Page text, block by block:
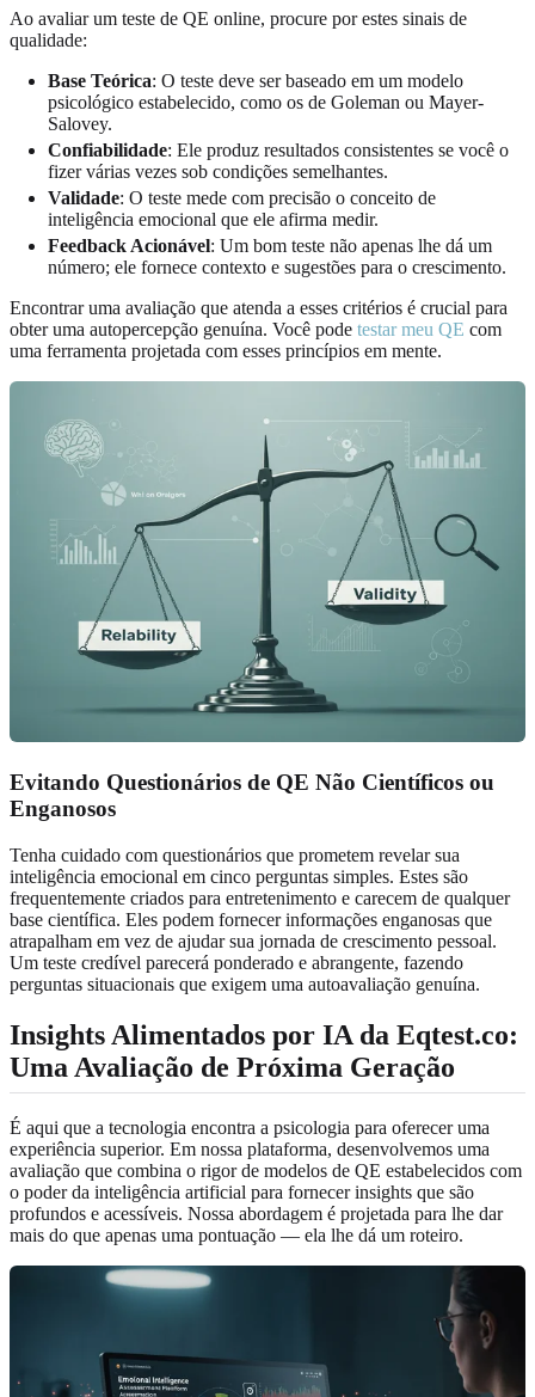
Ao avaliar um teste de QE online, procure por estes sinais de
qualidade:
Base Teórica: O teste deve ser baseado em um modelo
psicológico estabelecido, como os de Goleman ou Mayer-
Salovey.
Confiabilidade: Ele produz resultados consistentes se você o
fizer várias vezes sob condições semelhantes.
Validade: O teste mede com precisão o conceito de
inteligência emocional que ele afirma medir.
Feedback Acionável: Um bom teste não apenas lhe dá um
número; ele fornece contexto e sugestões para o crescimento.
Encontrar uma avaliação que atenda a esses critérios é crucial para
obter uma autopercepção genuína. Você pode testar meu QE com
uma ferramenta projetada com esses princípios em mente.
Evitando Questionários de QE Não Científicos ou
Enganosos
Tenha cuidado com questionários que prometem revelar sua
inteligência emocional em cinco perguntas simples. Estes são
frequentemente criados para entretenimento e carecem de qualquer
base científica. Eles podem fornecer informações enganosas que
atrapalham em vez de ajudar sua jornada de crescimento pessoal.
Um teste credível parecerá ponderado e abrangente, fazendo
perguntas situacionais que exigem uma autoavaliação genuína.
Insights Alimentados por IA da Eqtest.co:
Uma Avaliação de Próxima Geração
É aqui que a tecnologia encontra a psicologia para oferecer uma
experiência superior. Em nossa plataforma, desenvolvemos uma
avaliação que combina o rigor de modelos de QE estabelecidos com
o poder da inteligência artificial para fornecer insights que são
profundos e acessíveis. Nossa abordagem é projetada para lhe dar
mais do que apenas uma pontuação — ela lhe dá um roteiro.